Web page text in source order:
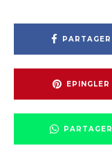
PARTAGER
EPINGLER
PARTAGER